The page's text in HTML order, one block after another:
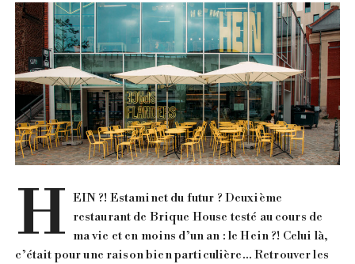
H EIN ?! Estaminet du futur ? Deuxième
restaurant de Brique House testé au cours de
ma vie et en moins d’un an : le Hein ?! Celui là,
c’était pour une raison bien particulière… Retrouver les